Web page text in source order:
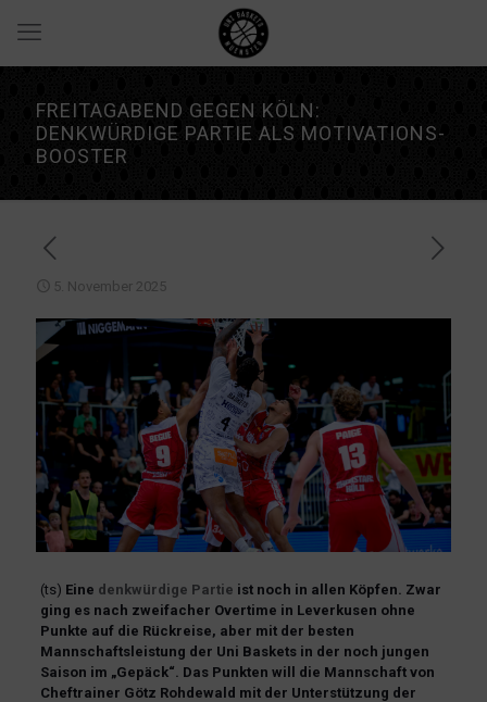
FREITAGABEND GEGEN KÖLN:
DENKWÜRDIGE PARTIE ALS MOTIVATIONS-
BOOSTER
5. November 2025
(ts) Eine denkwürdige Partie ist noch in allen Köpfen. Zwar
ging es nach zweifacher Overtime in Leverkusen ohne
Punkte auf die Rückreise, aber mit der besten
Mannschaftsleistung der Uni Baskets in der noch jungen
Saison im „Gepäck“. Das Punkten will die Mannschaft von
Cheftrainer Götz Rohdewald mit der Unterstützung der